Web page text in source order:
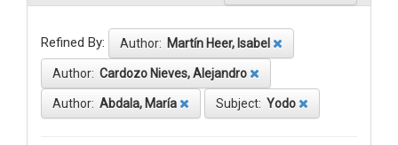
Refined By: Author: Martín Heer, Isabel
Author: Cardozo Nieves, Alejandro
Author: Abdala, María Subject: Yodo